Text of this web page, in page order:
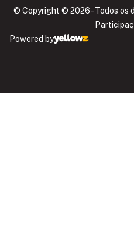
© Copyright © 2026 - Todos os
Powered by